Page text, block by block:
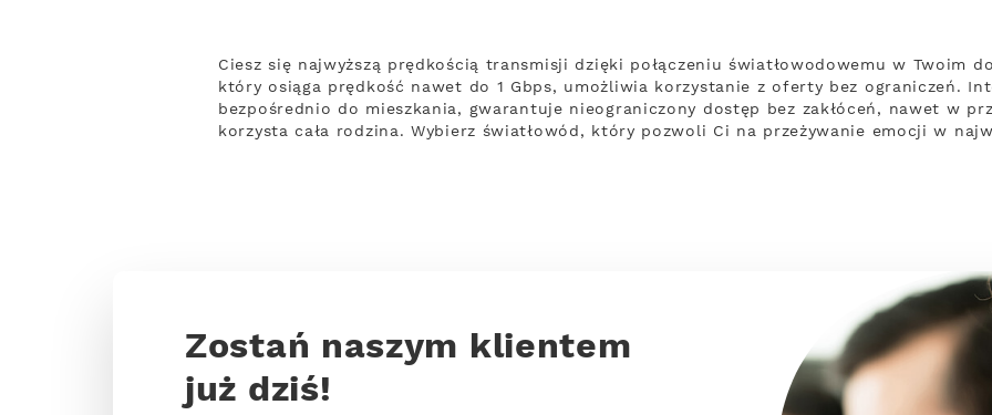
Ciesz się najwyższą prędkością transmisji dzięki połączeniu światłowodowemu w Twoim
który osiąga prędkość nawet do 1 Gbps, umożliwia korzystanie z oferty bez ograniczeń.
bezpośrednio do mieszkania, gwarantuje nieograniczony dostęp bez zakłóceń, nawet w
korzysta cała rodzina. Wybierz światłowód, który pozwoli Ci na przeżywanie emocji w
Zostań naszym klientem
już dziś!